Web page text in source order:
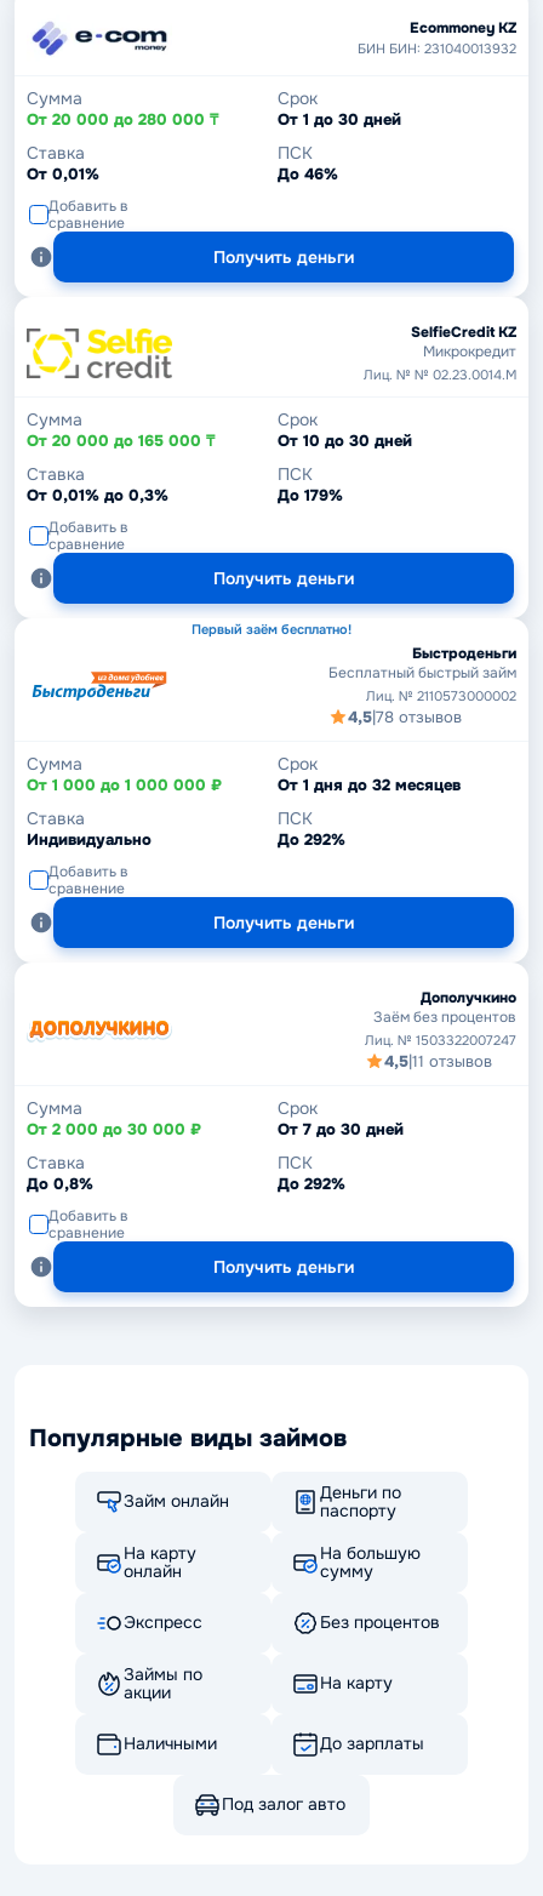
Ecommoney KZ
БИН БИН: 231040013932
Сумма
От 20 000 до 280 000 ₸
Срок
От 1 до 30 дней
Ставка
От 0,01%
ПСК
До 46%
Добавить в
сравнение
Получить деньги
SelfieCredit KZ
Микрокредит
Лиц. № № 02.23.0014.М
Сумма
От 20 000 до 165 000 ₸
Срок
От 10 до 30 дней
Ставка
От 0,01% до 0,3%
ПСК
До 179%
Добавить в
сравнение
Получить деньги
Первый заём бесплатно!
Быстроденьги
Бесплатный быстрый займ
Лиц. № 2110573000002
4,5|78 отзывов
Сумма
От 1 000 до 1 000 000 ₽
Срок
От 1 дня до 32 месяцев
Ставка
Индивидуально
ПСК
До 292%
Добавить в
сравнение
Получить деньги
Дополучкино
Заём без процентов
Лиц. № 1503322007247
4,5|11 отзывов
Сумма
От 2 000 до 30 000 ₽
Срок
От 7 до 30 дней
Ставка
До 0,8%
ПСК
До 292%
Добавить в
сравнение
Получить деньги
Популярные виды займов
Займ онлайн
Деньги по
паспорту
На карту
онлайн
На большую
сумму
Экспресс Без процентов
Займы по
акции
На карту
Наличными До зарплаты
Под залог авто